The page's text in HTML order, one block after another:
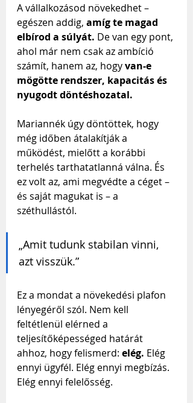
A vállalkozásod növekedhet –
egészen addig, amíg te magad
elbírod a súlyát. De van egy pont,
ahol már nem csak az ambíció
számít, hanem az, hogy van-e
mögötte rendszer, kapacitás és
nyugodt döntéshozatal.
Mariannék úgy döntöttek, hogy
még időben átalakítják a
működést, mielőtt a korábbi
terhelés tarthatatlanná válna. És
ez volt az, ami megvédte a céget –
és saját magukat is – a
széthullástól.
„Amit tudunk stabilan vinni,
azt visszük.”
Ez a mondat a növekedési plafon
lényegéről szól. Nem kell
feltétlenül elérned a
teljesítőképességed határát
ahhoz, hogy felismerd: elég. Elég
ennyi ügyfél. Elég ennyi megbízás.
Elég ennyi felelősség.